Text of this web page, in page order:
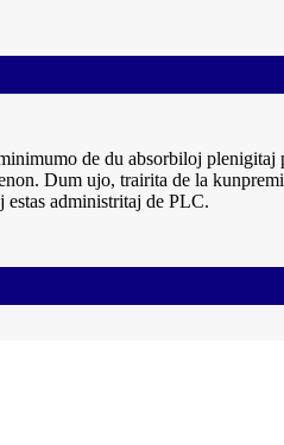
de du absorbiloj
Dum ujo, trairita de la
estas administritaj de PLC.